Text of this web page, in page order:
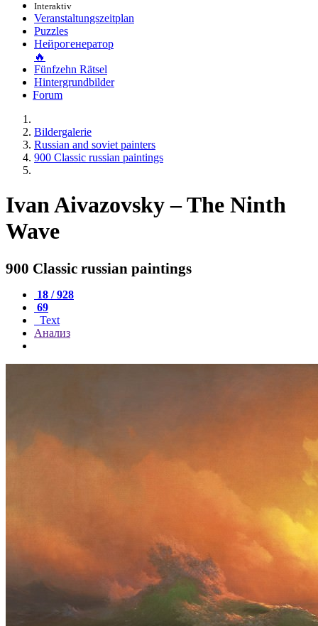
Interaktiv
Veranstaltungszeitplan
Puzzles
Нейрогенератор
🔥
Fünfzehn Rätsel
Hintergrundbilder
Forum
Bildergalerie
Russian and soviet painters
900 Classic russian paintings
Ivan Aivazovsky – The Ninth
Wave
900 Classic russian paintings
18 / 928
69
Text
Анализ